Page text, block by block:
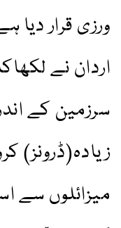
ورزی قرار دیا
اردان نے
زیادہ(ڈرونز)
میزائلوں سے